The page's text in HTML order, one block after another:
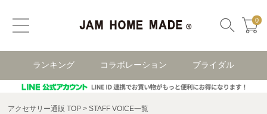
0
ランキング コラボレーション ブライダル
アクセサリー通販 TOP STAFF VOICE一覧